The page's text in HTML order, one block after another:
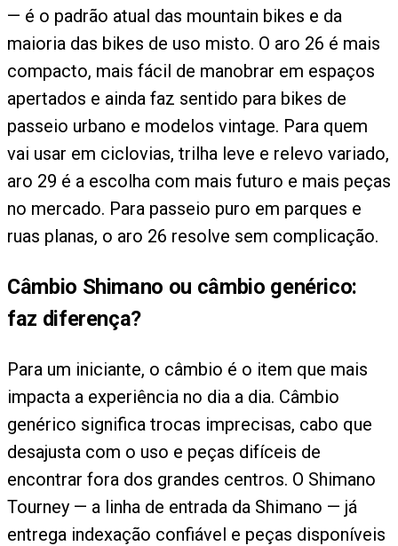
— é o padrão atual das mountain bikes e da
maioria das bikes de uso misto. O aro 26 é mais
compacto, mais fácil de manobrar em espaços
apertados e ainda faz sentido para bikes de
passeio urbano e modelos vintage. Para quem
vai usar em ciclovias, trilha leve e relevo variado,
aro 29 é a escolha com mais futuro e mais peças
no mercado. Para passeio puro em parques e
ruas planas, o aro 26 resolve sem complicação.
Câmbio Shimano ou câmbio genérico:
faz diferença?
Para um iniciante, o câmbio é o item que mais
impacta a experiência no dia a dia. Câmbio
genérico significa trocas imprecisas, cabo que
desajusta com o uso e peças difíceis de
encontrar fora dos grandes centros. O Shimano
Tourney — a linha de entrada da Shimano — já
entrega indexação confiável e peças disponíveis